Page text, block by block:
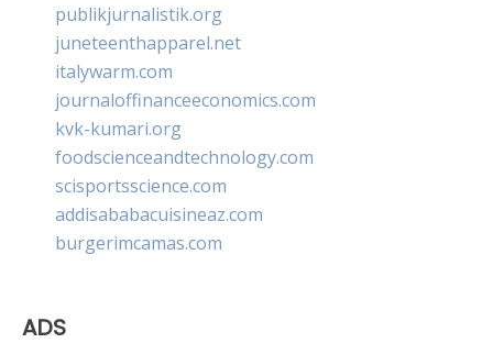
publikjurnalistik.org
juneteenthapparel.net
italywarm.com
journaloffinanceeconomics.com
kvk-kumari.org
foodscienceandtechnology.com
scisportsscience.com
addisababacuisineaz.com
burgerimcamas.com
ADS